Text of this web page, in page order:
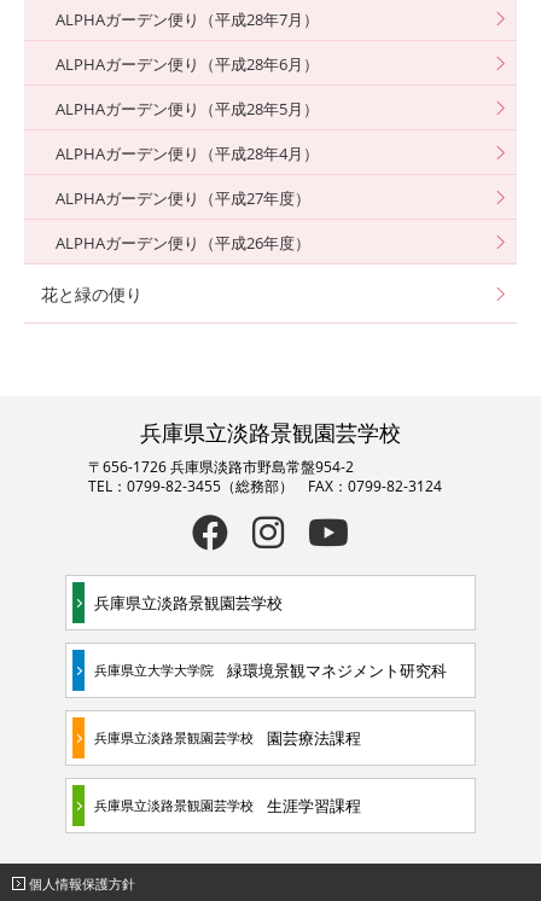
ALPHAガーデン便り（平成28年7月）
ALPHAガーデン便り（平成28年6月）
ALPHAガーデン便り（平成28年5月）
ALPHAガーデン便り（平成28年4月）
ALPHAガーデン便り（平成27年度）
ALPHAガーデン便り（平成26年度）
花と緑の便り
兵庫県立淡路景観園芸学校
〒656-1726 兵庫県淡路市野島常盤954-2
TEL：0799-82-3455（総務部） FAX：0799-82-3124
兵庫県立淡路景観園芸学校
兵庫県立大学大学院 緑環境景観マネジメント研究科
兵庫県立淡路景観園芸学校 園芸療法課程
兵庫県立淡路景観園芸学校 生涯学習課程
個人情報保護方針